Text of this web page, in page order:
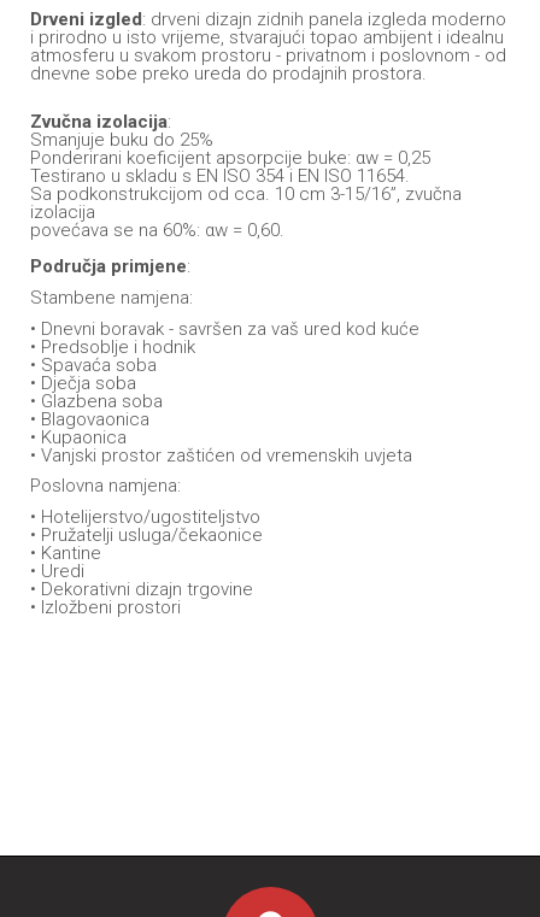
Drveni izgled: drveni dizajn zidnih panela izgleda moderno
i prirodno u isto vrijeme, stvarajući topao ambijent i idealnu
atmosferu u svakom prostoru - privatnom i poslovnom - od
dnevne sobe preko ureda do prodajnih prostora.
Zvučna izolacija:
Smanjuje buku do 25%
Ponderirani koeficijent apsorpcije buke: αw = 0,25
Testirano u skladu s EN ISO 354 i EN ISO 11654.
Sa podkonstrukcijom od cca. 10 cm 3-15/16”, zvučna
izolacija
povećava se na 60%: αw = 0,60.
Područja primjene:
Stambene namjena:
• Dnevni boravak - savršen za vaš ured kod kuće
• Predsoblje i hodnik
• Spavaća soba
• Dječja soba
• Glazbena soba
• Blagovaonica
• Kupaonica
• Vanjski prostor zaštićen od vremenskih uvjeta
Poslovna namjena:
• Hotelijerstvo/ugostiteljstvo
• Pružatelji usluga/čekaonice
• Kantine
• Uredi
• Dekorativni dizajn trgovine
• Izložbeni prostori